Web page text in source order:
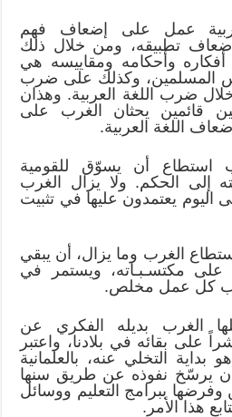
عمل على إضعاف فهم
تطبيقه، ومن خلال ذلك
وأحكامه ومقاييسه هي
المسلمين، وكذلك على ضرب
ضرب اللغة العربية. وهذان
قائمين يحثان الغرب على
اللغة العربية.
استطاع أن يسوّق للقومية
إلى الحكم. ولا يزال الغرب
اليوم يعتمدون عليها في تثبيت
الغرب وما يزال، أن يبقي
على مكتسـبـاته، ويستمر في
كل عمل مخلص.
الغرب بديله الفكري عن
على بقائه في بلادنا، واعتبر
بداية التخلي عنه، بالعلمانية
يرسّخ نفوذه عن طريق سنها
وفرضها ببرامج التعليم ووسائل
هذا الأمر.